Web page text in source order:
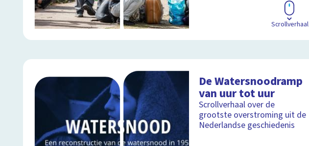
Scrollverhaal
De Watersnoodramp
van uur tot uur
Scrollverhaal over de
grootste overstroming uit de
Nederlandse geschiedenis